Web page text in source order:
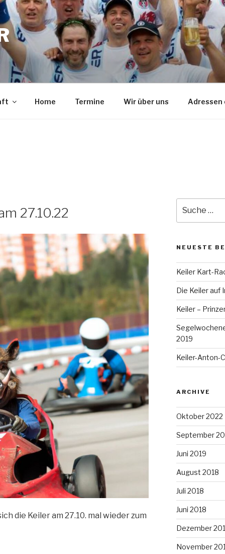
Home Termine Wir über uns Adressen
27.10.22
die Keiler am 27.10. mal wieder zum
nach:
NEUESTE
Keiler Kart-
Die Keiler auf
Keiler –
2019
Keiler-Anton-
ARCHIVE
Oktober 2022
September
Juni 2019
August 2018
Juli 2018
Juni 2018
Dezember
November